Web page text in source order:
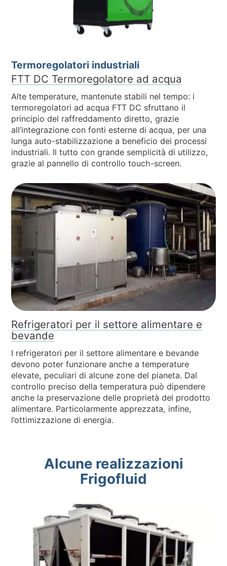
Termoregolatori industriali
FTT DC Termoregolatore ad acqua
Alte temperature, mantenute stabili nel tempo: i
termoregolatori ad acqua FTT DC sfruttano il
principio del raffreddamento diretto, grazie
all’integrazione con fonti esterne di acqua, per una
lunga auto-stabilizzazione a beneficio dei processi
industriali. Il tutto con grande semplicità di utilizzo,
grazie al pannello di controllo touch-screen.
Refrigeratori per il settore alimentare e
bevande
I refrigeratori per il settore alimentare e bevande
devono poter funzionare anche a temperature
elevate, peculiari di alcune zone del pianeta. Dal
controllo preciso della temperatura può dipendere
anche la preservazione delle proprietà del prodotto
alimentare. Particolarmente apprezzata, infine,
l’ottimizzazione di energia.
Alcune realizzazioni
Frigofluid